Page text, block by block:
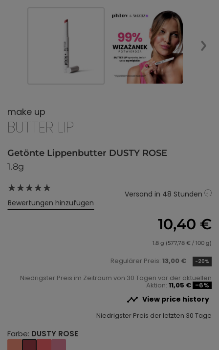
make up
BUTTER LIP
Getönte Lippenbutter DUSTY ROSE
1.8g
Bewertungen hinzufügen
Versand in 48 Stunden
10,40 €
1.8 g (577,78 € / 100 g)
Regulärer Preis: 13,00 € -20%
Niedrigster Preis im Zeitraum von 30 Tagen vor der aktuellen
Aktion: 11,05 € -6%
 View price history
Niedrigster Preis der letzten 30 Tage
Farbe: DUSTY ROSE